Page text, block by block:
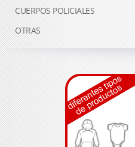
CUERPOS POLICIALES
OTRAS